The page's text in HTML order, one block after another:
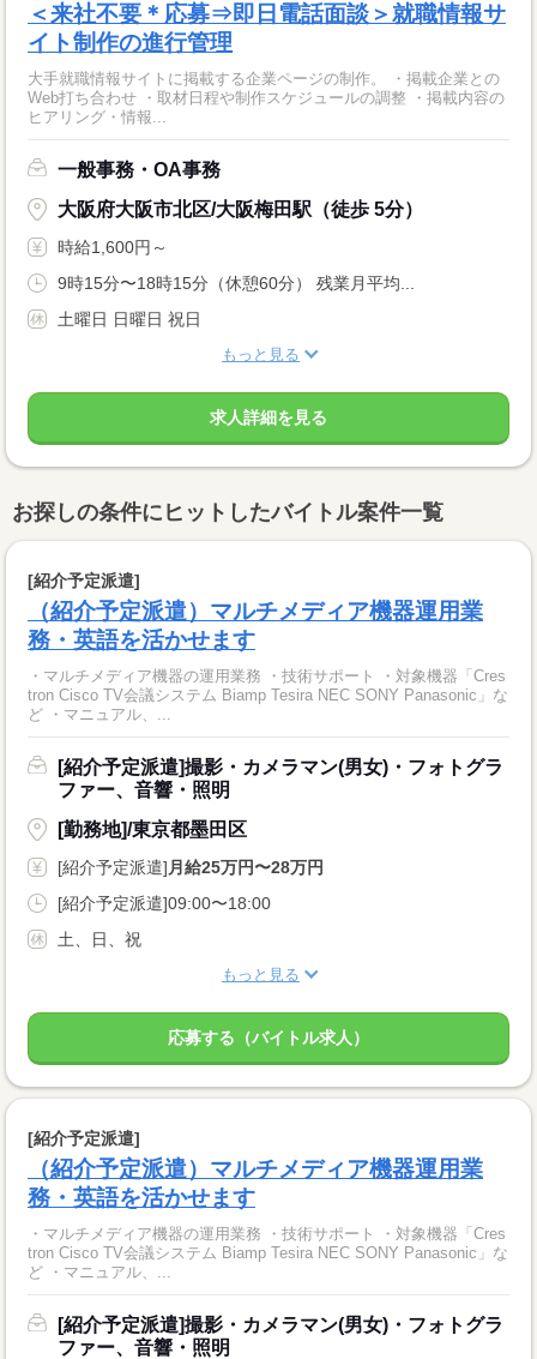
＜来社不要＊応募⇒即日電話面談＞就職情報サ
イト制作の進行管理
大手就職情報サイトに掲載する企業ページの制作。 ・掲載企業との
Web打ち合わせ ・取材日程や制作スケジュールの調整 ・掲載内容の
ヒアリング・情報...
一般事務・OA事務
大阪府大阪市北区/大阪梅田駅（徒歩 5分）
時給1,600円～
9時15分〜18時15分（休憩60分） 残業月平均...
土曜日 日曜日 祝日
もっと見る
求人詳細を見る
お探しの条件にヒットしたバイトル案件一覧
[紹介予定派遣]
（紹介予定派遣）マルチメディア機器運用業
務・英語を活かせます
・マルチメディア機器の運用業務 ・技術サポート ・対象機器「Cres
tron Cisco TV会議システム Biamp Tesira NEC SONY Panasonic」な
ど ・マニュアル、...
[紹介予定派遣]撮影・カメラマン(男女)・フォトグラ
ファー、音響・照明
[勤務地]/東京都墨田区
[紹介予定派遣]月給25万円〜28万円
[紹介予定派遣]09:00〜18:00
土、日、祝
もっと見る
応募する（バイトル求人）
[紹介予定派遣]
（紹介予定派遣）マルチメディア機器運用業
務・英語を活かせます
・マルチメディア機器の運用業務 ・技術サポート ・対象機器「Cres
tron Cisco TV会議システム Biamp Tesira NEC SONY Panasonic」な
ど ・マニュアル、...
[紹介予定派遣]撮影・カメラマン(男女)・フォトグラ
ファー、音響・照明